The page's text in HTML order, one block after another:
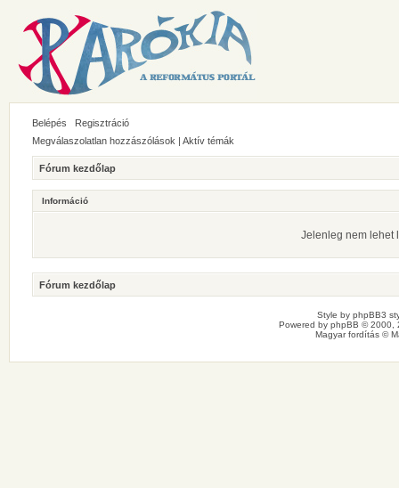
Belépés
Regisztráció
Megválaszolatlan hozzászólások | Aktív témák
Fórum kezdőlap
Információ
Jelenleg nem lehet
Fórum kezdőlap
Style by phpBB3
Powered by phpBB © 2000,
Magyar fordítás ©